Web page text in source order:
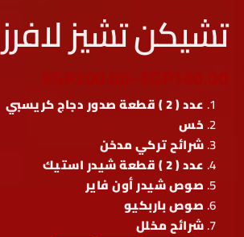
تشيكن تشيز لافرز
عدد ( 2 ) قطعة صدور دجاج كريسبي
خس
شرائح تركي مدخن
عدد ( 2 ) قطعة شيدر استيك
صوص شيدر أون فاير
صوص باربكيو
شرائح مخلل